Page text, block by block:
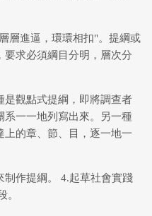
層進逼，環環相扣"。提綱或
求必須綱目分明，層次分
是觀點式提綱，即將調查者
系一一地列寫出來。另一種
上的章、節、目，逐一地一
作提綱。 4.起草社會實踐
。